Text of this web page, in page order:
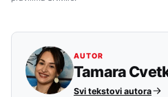
AUTOR
Tamara
Svi tekstovi autora